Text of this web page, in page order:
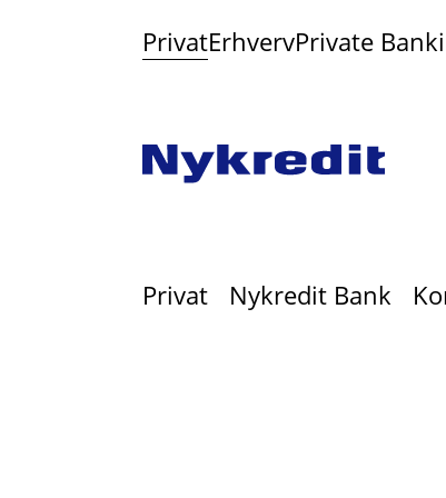
PrivatErhvervPrivate
Privat Nykredit Bank